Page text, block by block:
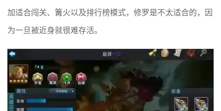
加适合闯关、篝火以及排行榜模式，修罗是不太适合的，因
为一旦被近身就很难存活。